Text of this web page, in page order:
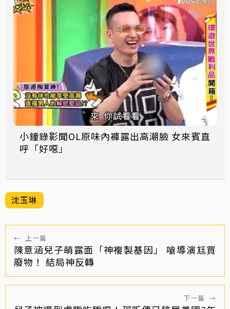
小鐘錄影聞OL原味內褲露出高潮臉 女來賓直
呼「好噁」
沈玉琳
← 上一篇
陳意涵兒子萌露面「神複製基因」 嗆導演尪買
廢物！ 結局神反轉
下一篇 →